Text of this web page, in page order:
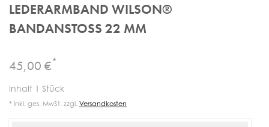
LEDERARMBAND WILSON®
BANDANSTOSS 22 MM
45,00 €*
Inhalt 1 Stück
* inkl. ges. MwSt. zzgl. Versandkosten